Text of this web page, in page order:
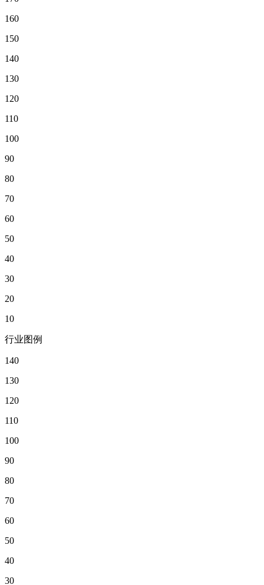
160
150
140
130
120
110
100
90
80
70
60
50
40
30
20
10
行业图例
140
130
120
110
100
90
80
70
60
50
40
30